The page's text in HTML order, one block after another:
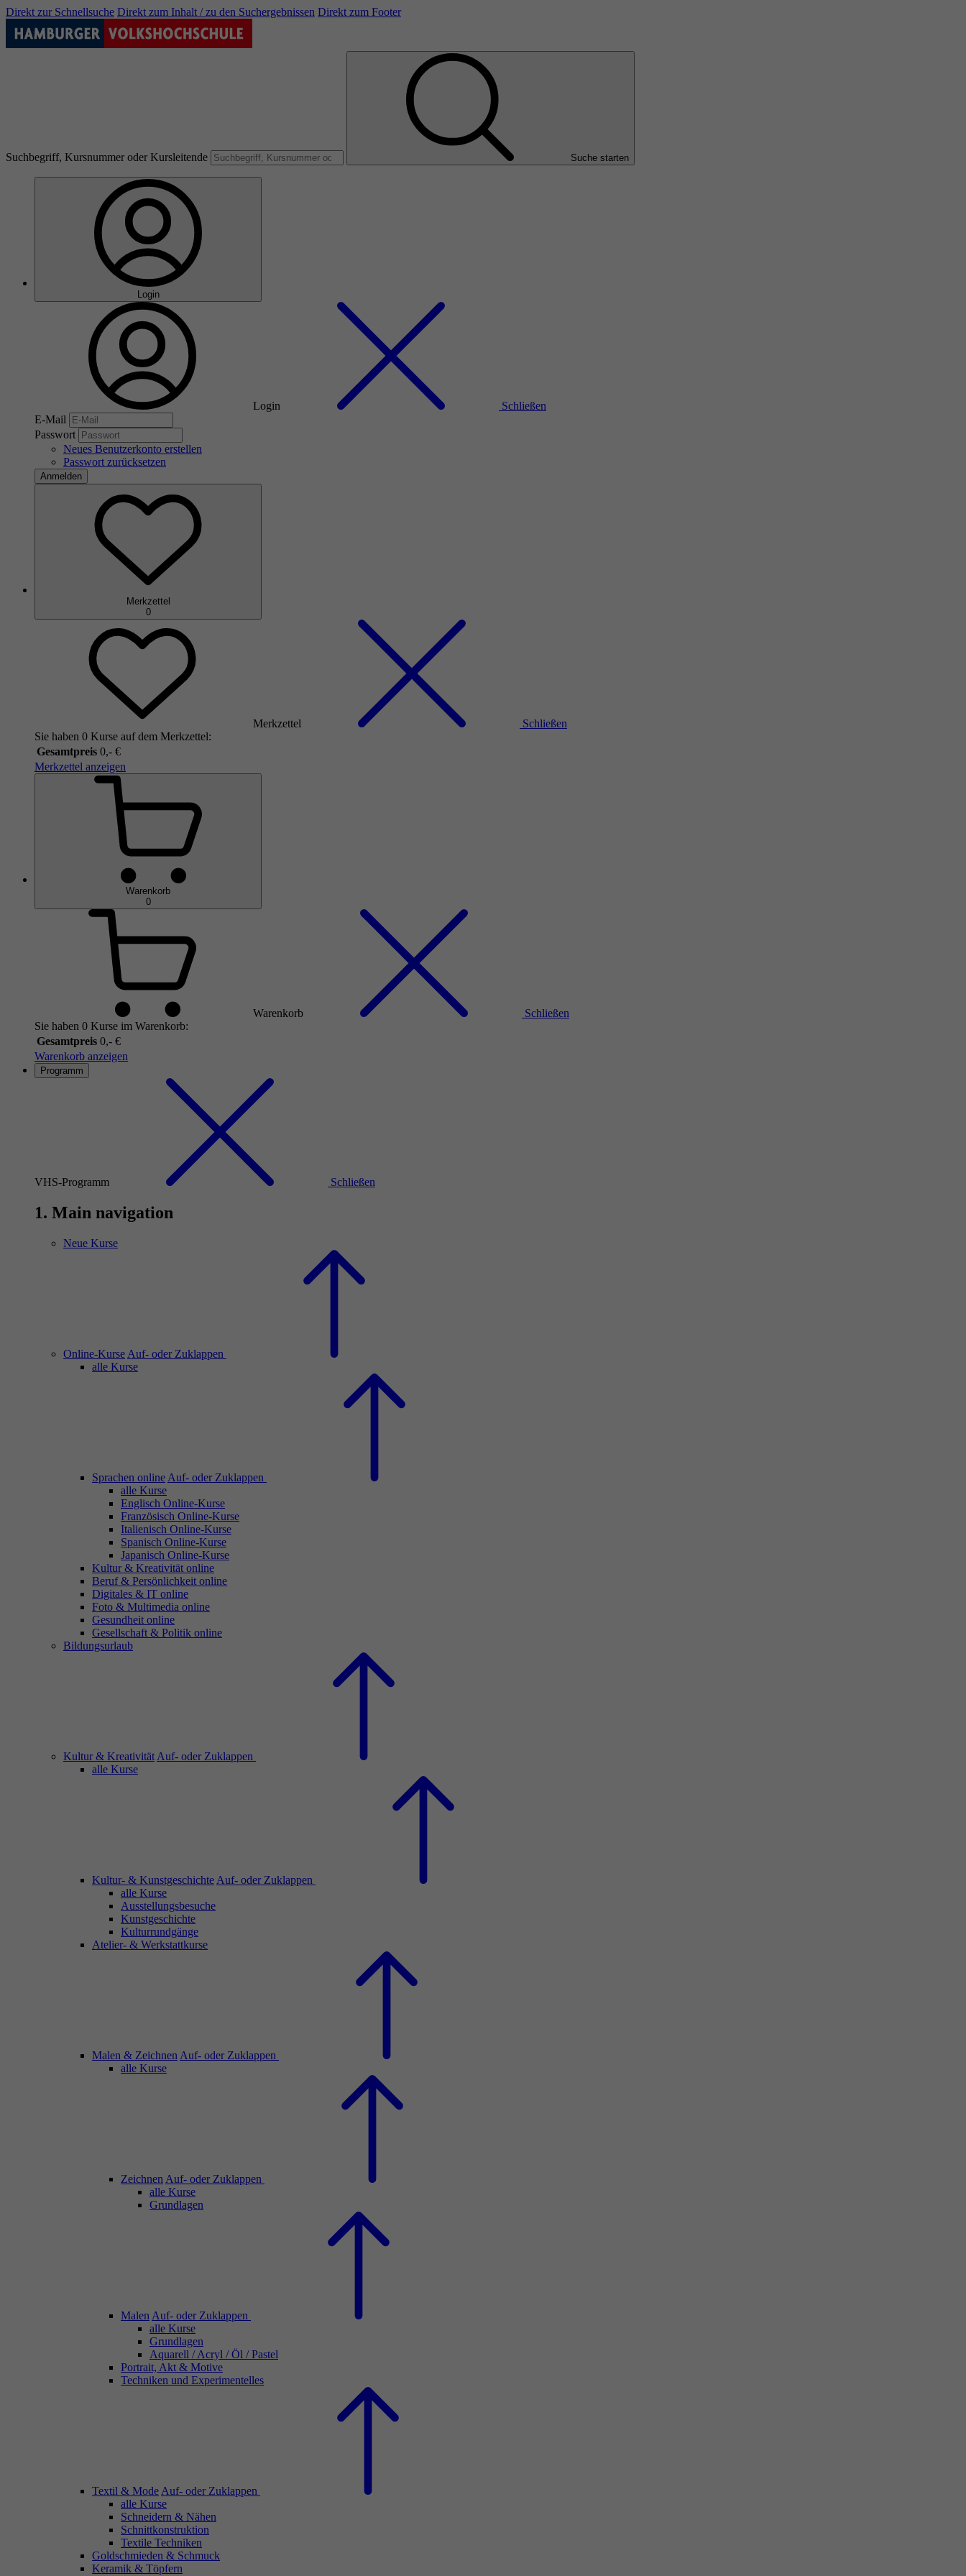
Direkt zur Schnellsuche Direkt zum Inhalt / zu den Suchergebnissen Direkt zum Footer
Suchbegriff, Kursnummer oder Kursleitende Suche starten
Login
Login
Schließen
E-Mail
Passwort
Neues Benutzerkonto erstellen
Passwort zurücksetzen
Anmelden
Merkzettel
0
Merkzettel
Schließen
Sie haben 0 Kurse auf dem Merkzettel:
Gesamtpreis 0,- €
Merkzettel anzeigen
Warenkorb
0
Warenkorb
Schließen
Sie haben 0 Kurse im Warenkorb:
Gesamtpreis 0,- €
Warenkorb anzeigen
Programm
VHS-Programm Schließen
1. Main navigation
Neue Kurse
Online-Kurse Auf- oder Zuklappen
alle Kurse
Sprachen online Auf- oder Zuklappen
alle Kurse
Englisch Online-Kurse
Französisch Online-Kurse
Italienisch Online-Kurse
Spanisch Online-Kurse
Japanisch Online-Kurse
Kultur & Kreativität online
Beruf & Persönlichkeit online
Digitales & IT online
Foto & Multimedia online
Gesundheit online
Gesellschaft & Politik online
Bildungsurlaub
Kultur & Kreativität Auf- oder Zuklappen
alle Kurse
Kultur- & Kunstgeschichte Auf- oder Zuklappen
alle Kurse
Ausstellungsbesuche
Kunstgeschichte
Kulturrundgänge
Atelier- & Werkstattkurse
Malen & Zeichnen Auf- oder Zuklappen
alle Kurse
Zeichnen Auf- oder Zuklappen
alle Kurse
Grundlagen
Malen Auf- oder Zuklappen
alle Kurse
Grundlagen
Aquarell / Acryl / Öl / Pastel
Portrait, Akt & Motive
Techniken und Experimentelles
Textil & Mode Auf- oder Zuklappen
alle Kurse
Schneidern & Nähen
Schnittkonstruktion
Textile Techniken
Goldschmieden & Schmuck
Keramik & Töpfern